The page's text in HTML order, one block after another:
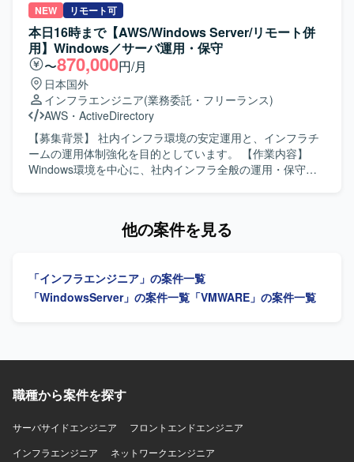
い視点での基盤設計や改善に携わることができます。 社内
SEチームの一員として、マネジメントや業務推進にも関わ
ることで、上流工程やリーダーシップの経験を高めること
ができます。 【開発環境】 Windows/Linuxサーバを中心と
したインフラ環境にて、VMware/Hyper-Vによる仮想基盤や
Active Directory/Azure ADなどの認証基盤、DNS/DHCP/フ
ァイルサーバなどの基盤システムを取り扱う環境となって
おります。
わることができるため、仮想基盤およびVDIのスキルを広く
深く習得できる環境です。 Omnissa HorizonやSKYSEAなど
の製品を組み合わせた構成に関わることで、実務を通じて
新しい技術要素を習得していただけます。 【開発環境】
VMware ESXi（vSAN構成）、VMware vCenter Server、
Omnissa Horizon（ConnectionServer）、Instant Clone、
Windows 11、Windows Server 2016〜2022、SKYSEA
Client View、Dell PowerEdge R660、Dell PowerSwitch
S4348T、Cisco Catalyst（L2/L3）を利用しています。
更新、ベンダーから共有される対象情報および作業計画に
基づく実作業の遂行などを行っていただきます。 【求める
人物像】 インフラ運用保守の現場で主体的かつ丁寧に対応
できる方を求めております。障害発生時にも落ち着いて状
況整理と一次切り分けができ、関係者と円滑にコミュニケ
ーションを取りながら復旧対応を進められる方を歓迎いた
します。 【ポジションの魅力】 バックアップシステム運用
に深く関わりながら、サーバー、ネットワーク、ストレー
ジ、仮想環境などインフラ全般の運用保守経験を広く積む
ことができます。手順書作成やベンダー連携などを通じ
て、ドキュメント作成力や調整力も身につけていただけま
NEW リモート可
本日16時まで【AWS/Windows Server/リモート併
用】Windows／サーバ運用・保守
〜870,000円/月
日本国外
インフラエンジニア(業務委託・フリーランス)
AWS ・ ActiveDirectory
【募集背景】 社内インフラ環境の安定運用と、インフラチ
ームの運用体制強化を目的としています。 【作業内容】
Windows環境を中心に、社内インフラ全般の運用・保守を
プレミスサーバの運用・監視・障害対応を行います。AWS
システムのアップデート・障害対応も担当します。あわせ
て、ログや監視情報を活用したトラブルシューティング、
につなげられる方を求めています。 【ポジションの魅力】
ミスサーバ、AWS環境など、幅広い社内インフラの運用・
保守に携われます。 【開発環境】 OSはWindows Server、
Linuxです。仮想基盤はHyper-Vを使用します。ゼロトラス
ト・プロキシはZscaler（ZIA、ZPA、Client Connector）、
ディレクトリはActive Directory、GPOを使用します。スク
他の案件を見る
「インフラエンジニア」の案件一覧
「WindowsServer」の案件一覧 「VMWARE」の案件一覧
職種から案件を探す
サーバサイドエンジニア
フロントエンドエンジニア
インフラエンジニア
ネットワークエンジニア